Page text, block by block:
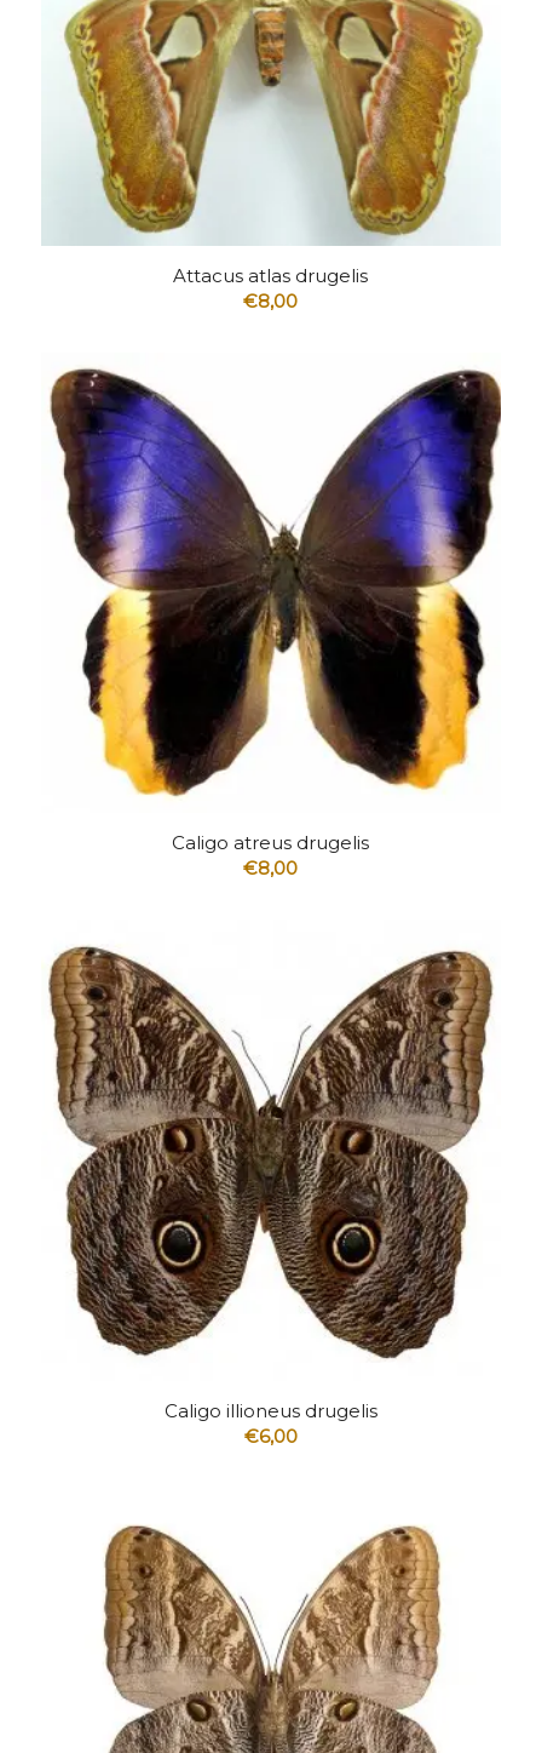
Attacus atlas drugelis
€8,00
Caligo atreus drugelis
€8,00
Caligo illioneus drugelis
€6,00